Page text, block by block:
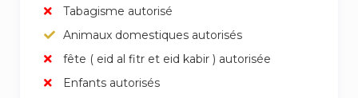
Tabagisme autorisé
Animaux domestiques autorisés
fête ( eid al fitr et eid kabir ) autorisée
Enfants autorisés